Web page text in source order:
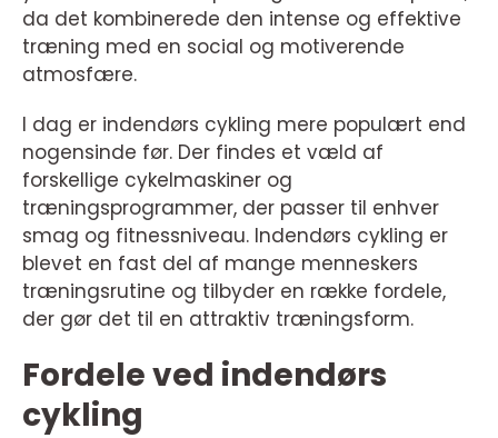
da det kombinerede den intense og effektive
træning med en social og motiverende
atmosfære.
I dag er indendørs cykling mere populært end
nogensinde før. Der findes et væld af
forskellige cykelmaskiner og
træningsprogrammer, der passer til enhver
smag og fitnessniveau. Indendørs cykling er
blevet en fast del af mange menneskers
træningsrutine og tilbyder en række fordele,
der gør det til en attraktiv træningsform.
Fordele ved indendørs
cykling